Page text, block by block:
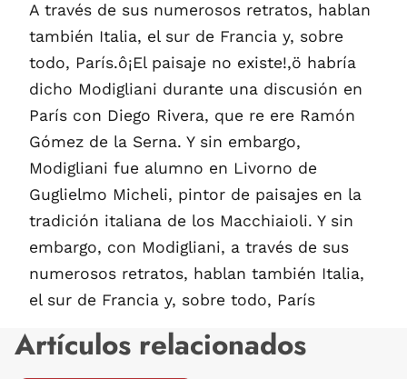
A través de sus numerosos retratos, hablan
también Italia, el sur de Francia y, sobre
todo, París.ô¡El paisaje no existe!,ö habría
dicho Modigliani durante una discusión en
París con Diego Rivera, que re ere Ramón
Gómez de la Serna. Y sin embargo,
Modigliani fue alumno en Livorno de
Guglielmo Micheli, pintor de paisajes en la
tradición italiana de los Macchiaioli. Y sin
embargo, con Modigliani, a través de sus
numerosos retratos, hablan también Italia,
el sur de Francia y, sobre todo, París
Artículos relacionados